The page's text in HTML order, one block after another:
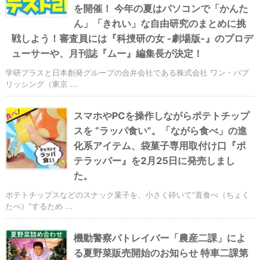
を開催！ 今年の夏はパソコンで「かんた
ん」「きれい」な自由研究のまとめに挑
戦しよう！審査員には『科捜研の女 -劇場版-』のプロデ
ューサーや、月刊誌『ムー』編集長が決定！
学研プラスと日本創発グループの合弁会社である株式会社 ワン・パブ
リッシング（東京 ...
スマホやPCを操作しながらポテトチップ
スを “ラッパ食い”。「ながら食べ」の進
化系アイテム、袋菓子専用取付け口『ポ
テラッパー』を2月25日に発売しまし
た。
ポテトチップスなどのスナック菓子を、小さく砕いて“直食べ（ちょく
たべ）”するため ...
機動警察パトレイバー「農産二課」によ
る夏野菜販売開始のお知らせ 特車二課第